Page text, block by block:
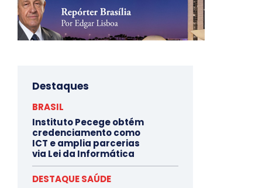
Destaques
BRASIL
Instituto Pecege obtém
credenciamento como
ICT e amplia parcerias
via Lei da Informática
DESTAQUE SAÚDE